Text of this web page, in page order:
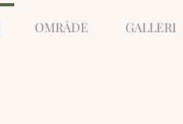
OMRÅDE GALLERI